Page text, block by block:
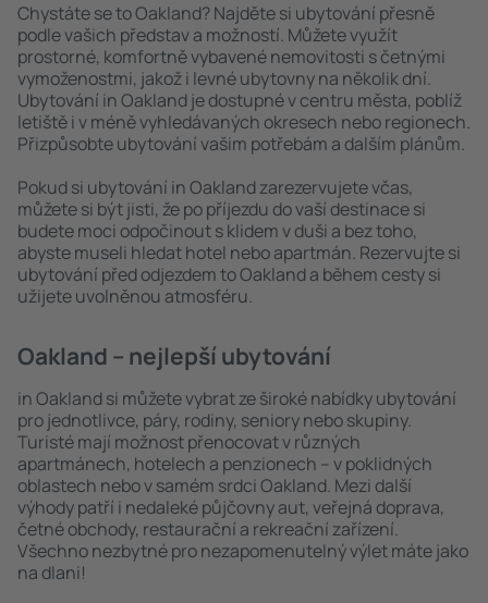
Chystáte se to Oakland? Najděte si ubytování přesně
podle vašich představ a možností. Můžete využít
prostorné, komfortně vybavené nemovitosti s četnými
vymoženostmi, jakož i levné ubytovny na několik dní.
Ubytování in Oakland je dostupné v centru města, poblíž
letiště i v méně vyhledávaných okresech nebo regionech.
Přizpůsobte ubytování vašim potřebám a dalším plánům.
Pokud si ubytování in Oakland zarezervujete včas,
můžete si být jisti, že po příjezdu do vaší destinace si
budete moci odpočinout s klidem v duši a bez toho,
abyste museli hledat hotel nebo apartmán. Rezervujte si
ubytování před odjezdem to Oakland a během cesty si
užijete uvolněnou atmosféru.
Oakland – nejlepší ubytování
in Oakland si můžete vybrat ze široké nabídky ubytování
pro jednotlivce, páry, rodiny, seniory nebo skupiny.
Turisté mají možnost přenocovat v různých
apartmánech, hotelech a penzionech – v poklidných
oblastech nebo v samém srdci Oakland. Mezi další
výhody patří i nedaleké půjčovny aut, veřejná doprava,
četné obchody, restaurační a rekreační zařízení.
Všechno nezbytné pro nezapomenutelný výlet máte jako
na dlani!